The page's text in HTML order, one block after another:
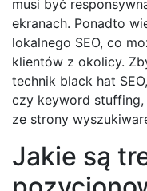
musi być
ekranach. Ponadto
lokalnego SEO, co
klientów z okolicy.
technik black hat
czy keyword
ze strony
Jakie są